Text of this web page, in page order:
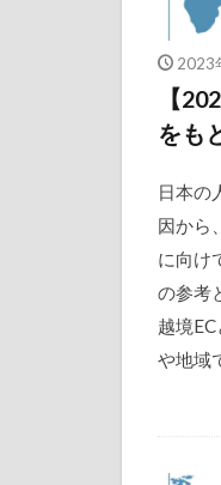
2023
【
をも
日本の
因から
に向け
の参考
越境
や地域